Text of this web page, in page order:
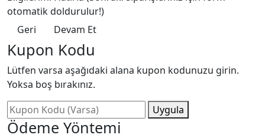
otomatik doldurulur!)
Geri
Devam Et
Kupon Kodu
Lütfen varsa aşağıdaki alana kupon kodunuzu girin.
Yoksa boş bırakınız.
Uygula
Ödeme Yöntemi